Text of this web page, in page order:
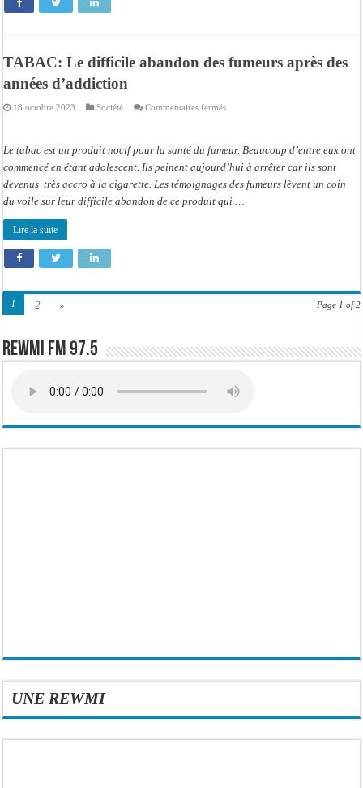
TABAC: Le difficile abandon des fumeurs après des
années d’addiction
18 octobre 2023 Société Commentaires ferméssur
abandon
des
fumeurs
des
d’addiction
Le tabac est un produit nocif pour la santé du fumeur. Beaucoup d’entre eux ont
commencé en étant adolescent. Ils peinent aujourd’hui à arrêter car ils sont
devenus très accro à la cigarette. Les témoignages des fumeurs lèvent un coin
du voile sur leur difficile abandon de ce produit qui …
Lire la suite
Page 1 of 2
1 2 »
Rewmi FM 97.5
UNE REWMI